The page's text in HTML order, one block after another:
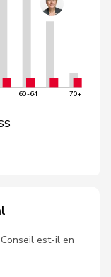
60-64 70+
est-il en